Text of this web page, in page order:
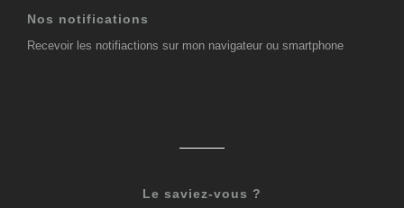
Nos notifications
Recevoir les notifiactions sur mon navigateur ou smartphone
Le saviez-vous ?